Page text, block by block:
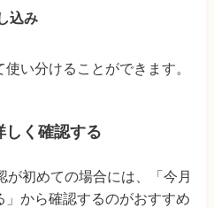
込み
い分けることができます。
しく確認する
が初めての場合には、「今月
から確認するのがおすすめ